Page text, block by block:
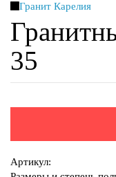
Гранит Карелия
35
Артикул: